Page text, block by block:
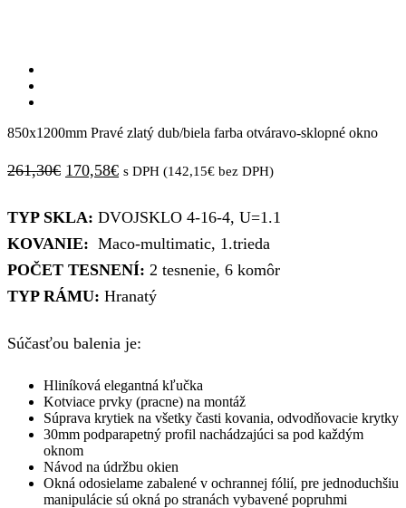
850x1200mm Pravé zlatý dub/biela farba otváravo-sklopné okno
261,30€ 170,58€ s DPH (142,15€ bez DPH)
TYP SKLA: DVOJSKLO 4-16-4, U=1.1
KOVANIE: Maco-multimatic, 1.trieda
POČET TESNENÍ: 2 tesnenie, 6 komôr
TYP RÁMU: Hranatý
Súčasťou balenia je:
Hliníková elegantná kľučka
Kotviace prvky (pracne) na montáž
Súprava krytiek na všetky časti kovania, odvodňovacie krytky
30mm podparapetný profil nachádzajúci sa pod každým
oknom
Návod na údržbu okien
Okná odosielame zabalené v ochrannej fólií, pre jednoduchšiu
manipulácie sú okná po stranách vybavené popruhmi